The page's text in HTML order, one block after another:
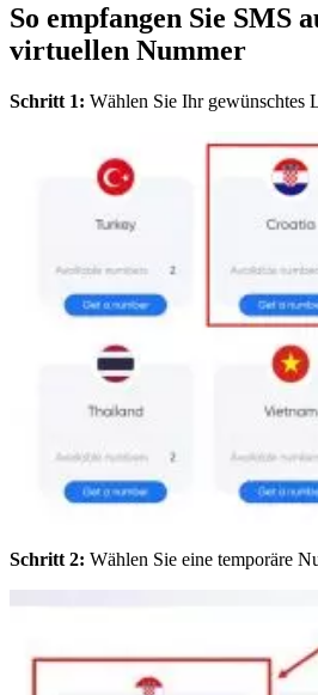
So empfangen Sie SMS
virtuellen Nummer
Schritt 1: Wählen Sie Ihr gewünschtes
Schritt 2: Wählen Sie eine temporäre